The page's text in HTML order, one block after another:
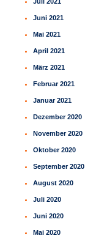
Juni 2021
Mai 2021
April 2021
März 2021
Februar 2021
Januar 2021
Dezember 2020
November 2020
Oktober 2020
September 2020
August 2020
Juli 2020
Juni 2020
Mai 2020